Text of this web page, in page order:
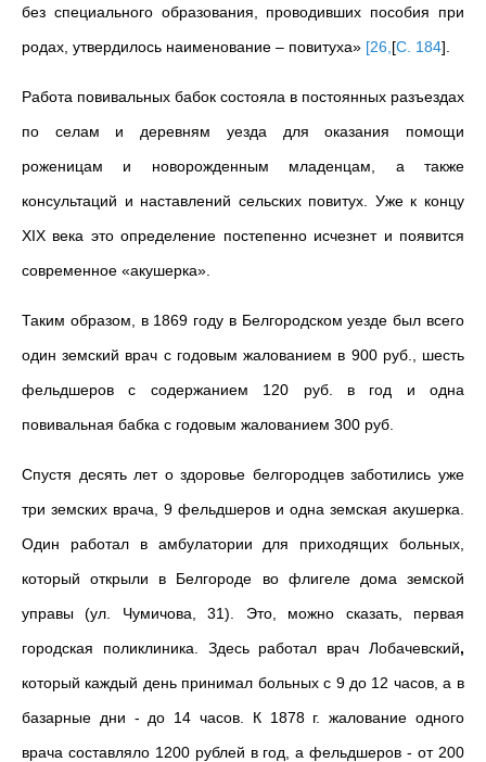
без специального образования, проводивших пособия при
родах, утвердилось наименование – повитуха» [26, [С. 184]
Работа повивальных бабок состояла в постоянных разъездах
по селам и деревням уезда для оказания помощи
роженицам и новорожденным младенцам, а также
консультаций и наставлений сельских повитух. Уже к концу
XIX века это определение постепенно исчезнет и появится
современное «акушерка».
Таким образом, в 1869 году в Белгородском уезде был всего
один земский врач с годовым жалованием в 900 руб., шесть
фельдшеров с содержанием 120 руб. в год и одна
повивальная бабка с годовым жалованием 300 руб.
Спустя десять лет о здоровье белгородцев заботились уже
три земских врача, 9 фельдшеров и одна земская акушерка.
Один работал в амбулатории для приходящих больных,
который открыли в Белгороде во флигеле дома земской
управы (ул. Чумичова, 31). Это, можно сказать, первая
городская поликлиника. Здесь работал врач Лобачевский,
который каждый день принимал больных с 9 до 12 часов, а в
базарные дни - до 14 часов. К 1878 г. жалование одного
врача составляло 1200 рублей в год, а фельдшеров - от 200